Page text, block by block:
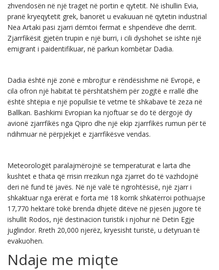
zhvendosën në një traget në portin e qytetit. Në ishullin Evia,
pranë kryeqytetit grek, banorët u evakuuan në qytetin industrial
Nea Artaki pasi zjarri dëmtoi fermat e shpendëve dhe derrit.
Zjarrfikësit gjetën trupin e një burri, i cili dyshohet se ishte një
emigrant i paidentifikuar, në parkun kombëtar Dadia.
Dadia është një zonë e mbrojtur e rëndësishme në Evropë, e
cila ofron një habitat të përshtatshëm për zogjtë e rrallë dhe
është shtëpia e një popullsie të vetme të shkabave të zeza në
Ballkan. Bashkimi Evropian ka njoftuar se do të dërgojë dy
avionë zjarrfikës nga Qipro dhe një ekip zjarrfikës rumun për të
ndihmuar në përpjekjet e zjarrfikësve vendas.
Meteorologët paralajmërojnë se temperaturat e larta dhe
kushtet e thata që rrisin rrezikun nga zjarret do të vazhdojnë
deri në fund të javës. Në një valë të ngrohtësisë, një zjarr i
shkaktuar nga erërat e forta më 18 korrik shkatërroi pothuajse
17,770 hektarë tokë brenda dhjetë ditëve në pjesën jugore të
ishullit Rodos, një destinacion turistik i njohur në Detin Egje
juglindor. Rreth 20,000 njerëz, kryesisht turistë, u detyruan të
evakuohen.
Ndaje me miqte